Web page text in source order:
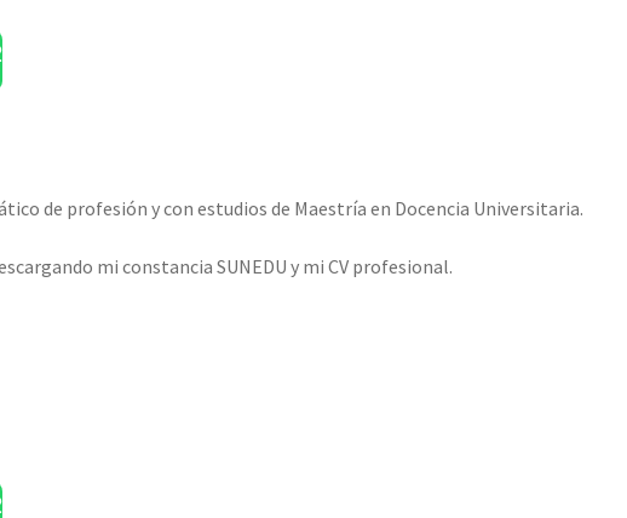
de profesión y con estudios de Maestría en Docencia Universitaria.
mi constancia SUNEDU y mi CV profesional.